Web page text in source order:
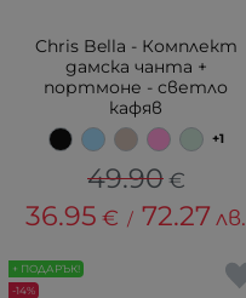
Chris Bella - Комплект
дамска чанта +
портмоне - светло
кафяв
+1
49.90 €
36.95 € / 72.27 лв.
+ ПОДАРЪК!
-14%